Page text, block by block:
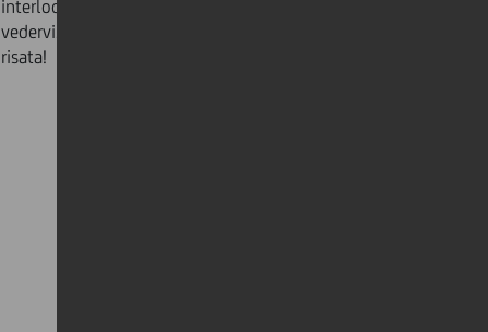
interlocutori, non significa che non possano più
vedervi. Questo gruppo di DJ si è fatta una bella
risata!